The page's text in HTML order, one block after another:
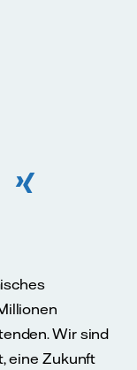
Wir sind
eine Zukunft